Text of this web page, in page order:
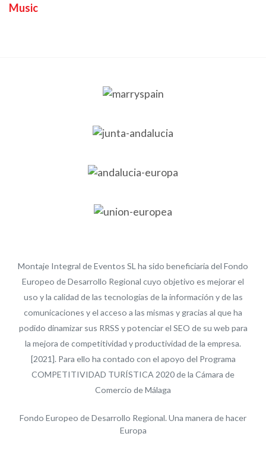
Music
Montaje Integral de Eventos SL ha sido beneficiaria del Fondo
Europeo de Desarrollo Regional cuyo objetivo es mejorar el
uso y la calidad de las tecnologías de la información y de las
comunicaciones y el acceso a las mismas y gracias al que ha
podido dinamizar sus RRSS y potenciar el SEO de su web para
la mejora de competitividad y productividad de la empresa.
[2021]. Para ello ha contado con el apoyo del Programa
COMPETITIVIDAD TURÍSTICA 2020 de la Cámara de
Comercio de Málaga
Fondo Europeo de Desarrollo Regional. Una manera de hacer
Europa